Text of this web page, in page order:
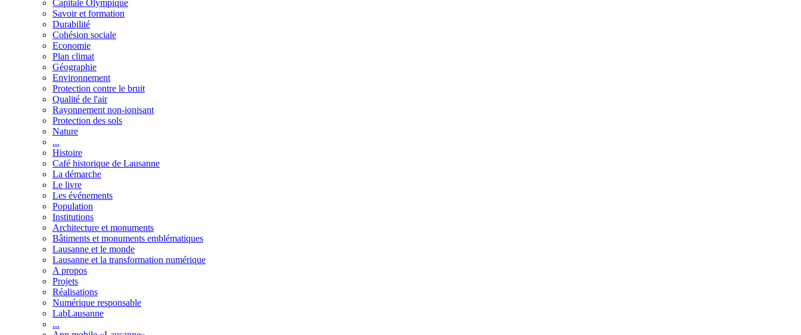
Capitale Olympique
Savoir et formation
Durabilité
Cohésion sociale
Economie
Plan climat
Géographie
Environnement
Protection contre le bruit
Qualité de l'air
Rayonnement non-ionisant
Protection des sols
Nature
...
Histoire
Café historique de Lausanne
La démarche
Le livre
Les événements
Population
Institutions
Architecture et monuments
Bâtiments et monuments emblématiques
Lausanne et le monde
Lausanne et la transformation numérique
A propos
Projets
Réalisations
Numérique responsable
LabLausanne
...